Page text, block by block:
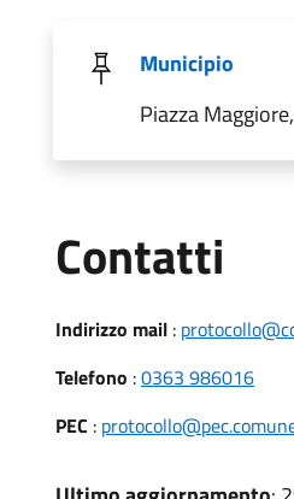
Municipio
Piazza
Contatti
Indirizzo mail:
Telefono :0363 986016
PEC :